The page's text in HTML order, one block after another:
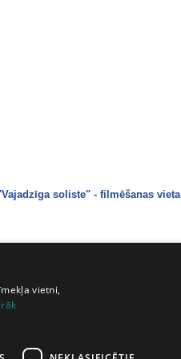
soliste" - filmēšanas vieta
filmēšanas vieta
soliste" - filmēšanas vieta
vietni,